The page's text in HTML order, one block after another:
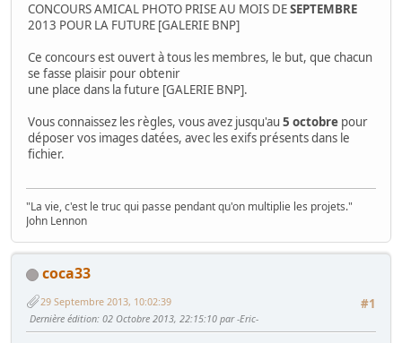
CONCOURS AMICAL PHOTO PRISE AU MOIS DESEPTEMBRE
2013 POUR LA FUTURE [GALERIE BNP]
Ce concours est ouvert à tous les membres, le but, que chacun
se fasse plaisir pour obtenir
une place dans la future [GALERIE BNP].
Vous connaissez les règles, vous avez jusqu'au 5 octobre pour
déposer vos images datées, avec les exifs présents dans le
fichier.
"La vie, c'est le truc qui passe pendant qu'on multiplie les projets."
John Lennon
coca33
#1
29 Septembre 2013, 10:02:39
Dernière édition: 02 Octobre 2013, 22:15:10 par -Eric-